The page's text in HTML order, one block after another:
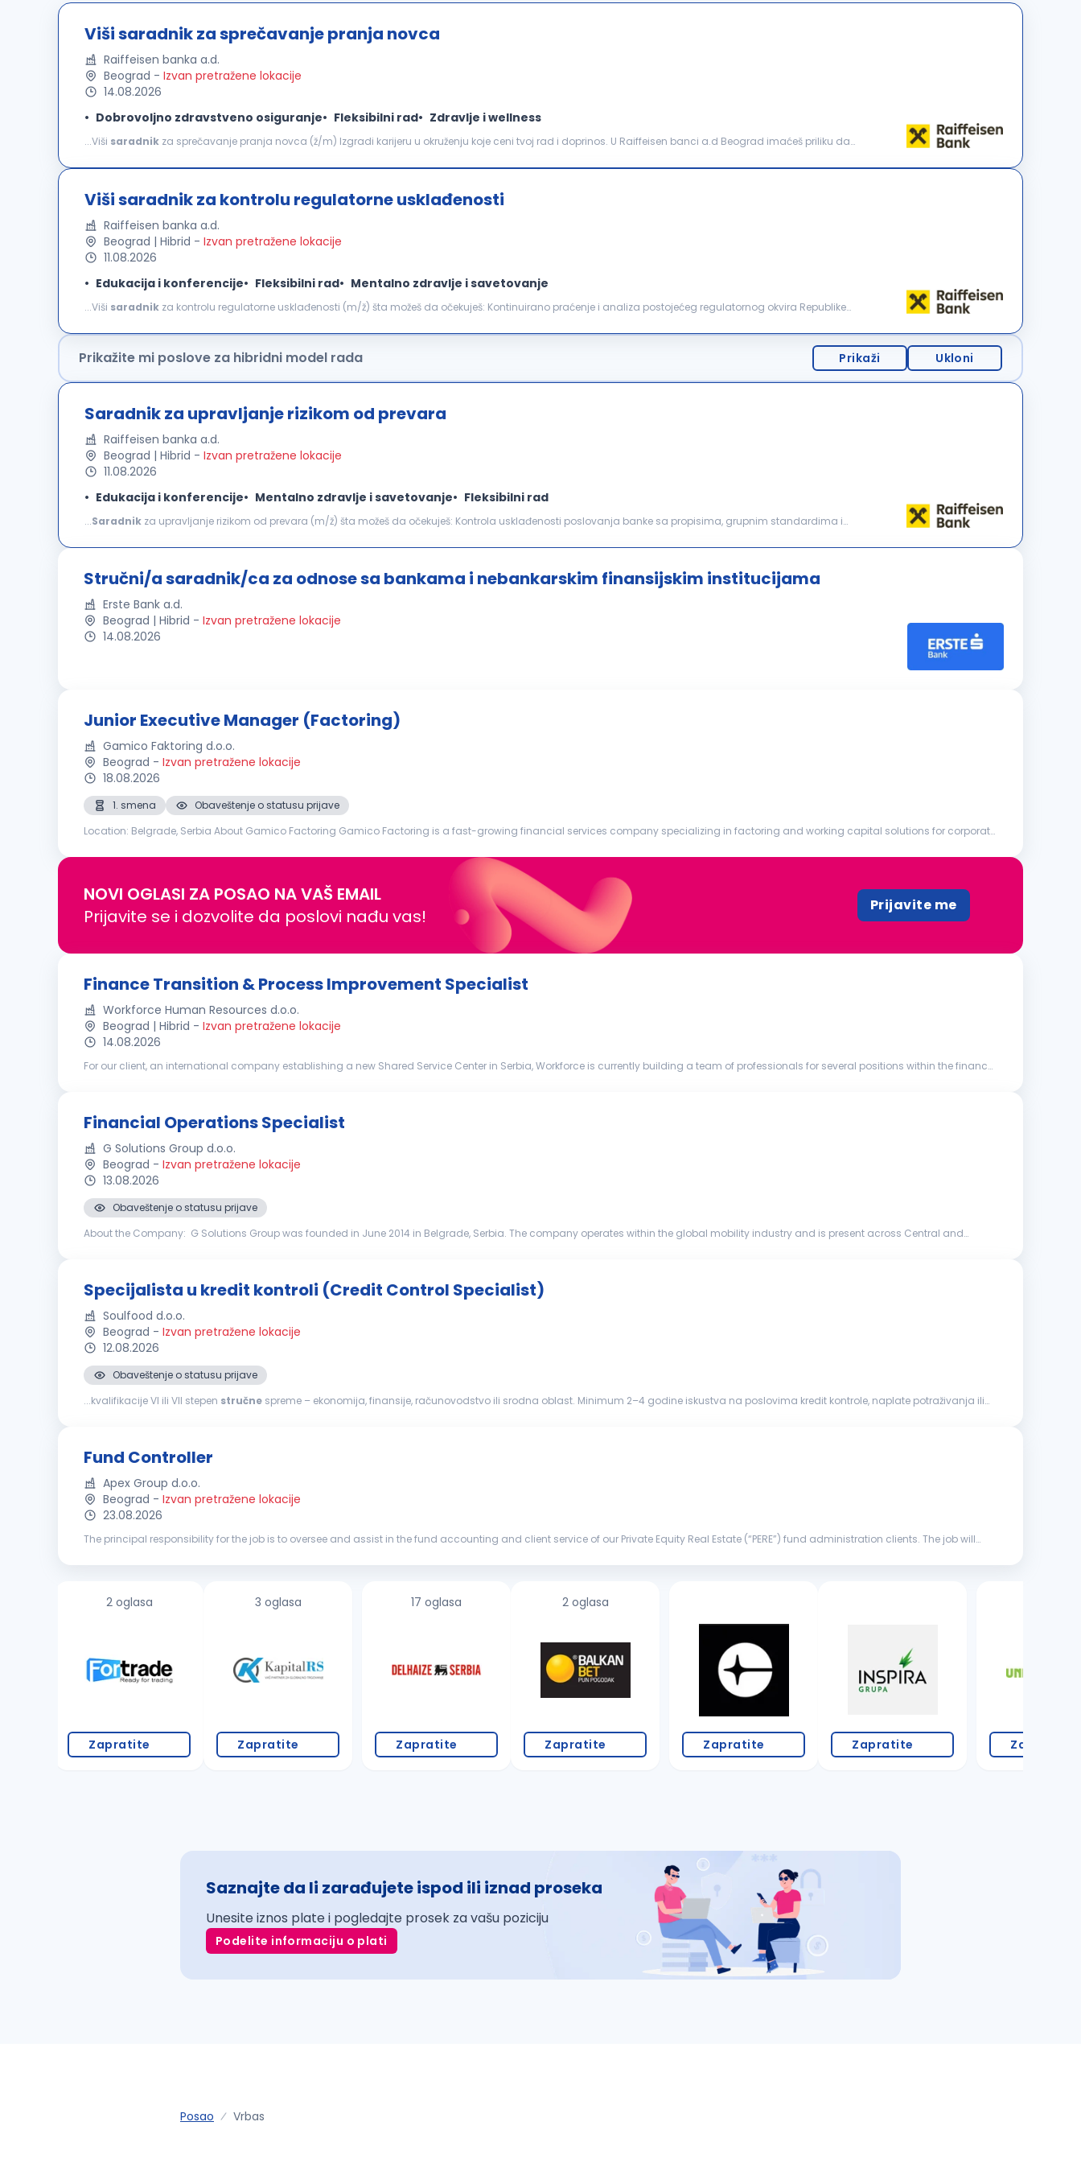
Viši saradnik za sprečavanje pranja novca
Raiffeisen banka a.d.
Beograd - Izvan pretražene lokacije
14.08.2026
Dobrovoljno zdravstveno osiguranje
Fleksibilni rad Zdravlje i wellness
...Viši saradnik za sprečavanje pranja novca (ž/m) Izgradi karijeru u okruženju koje ceni tvoj rad i doprinos. U Raiffeisen banci a.d Beograd imaćeš priliku da
Viši saradnik za kontrolu regulatorne usklađenosti
Raiffeisen banka a.d.
Beograd | Hibrid - Izvan pretražene lokacije
11.08.2026
Edukacija i konferencije
Fleksibilni rad Mentalno zdravlje i savetovanje
...Viši saradnik za kontrolu regulatorne usklađenosti (m/ž) šta možeš da očekuješ: Kontinuirano praćenje i analiza postojećeg regulatornog okvira Republike
Prikažite mi poslove za hibridni model rada Prikaži Ukloni
Saradnik za upravljanje rizikom od prevara
Raiffeisen banka a.d.
Beograd | Hibrid - Izvan pretražene lokacije
11.08.2026
Edukacija i konferencije
Mentalno zdravlje i savetovanje Fleksibilni rad
...Saradnik za upravljanje rizikom od prevara (m/ž) šta možeš da očekuješ: Kontrola usklađenosti poslovanja banke sa propisima, grupnim standardima i
Stručni/a saradnik/ca za odnose sa bankama i nebankarskim finansijskim institucijama
Erste Bank a.d.
Beograd | Hibrid - Izvan pretražene lokacije
14.08.2026
Junior Executive Manager (Factoring)
Gamico Faktoring d.o.o.
Beograd - Izvan pretražene lokacije
18.08.2026
1. smena
Obaveštenje o statusu prijave
Location: Belgrade, Serbia About Gamico Factoring Gamico Factoring is a fast-growing financial services company specializing in factoring and working capital solutions for corporate
NOVI OGLASI ZA POSAO NA VAŠ EMAIL
Prijavite se i dozvolite da poslovi nađu vas!
Prijavite me
Finance Transition & Process Improvement Specialist
Workforce Human Resources d.o.o.
Beograd | Hibrid - Izvan pretražene lokacije
14.08.2026
For our client, an international company establishing a new Shared Service Center in Serbia, Workforce is currently building a team of professionals for several positions within the finance
Financial Operations Specialist
G Solutions Group d.o.o.
Beograd - Izvan pretražene lokacije
13.08.2026
Obaveštenje o statusu prijave
About the Company: G Solutions Group was founded in June 2014 in Belgrade, Serbia. The company operates within the global mobility industry and is present across Central and
Specijalista u kredit kontroli (Credit Control Specialist)
Soulfood d.o.o.
Beograd - Izvan pretražene lokacije
12.08.2026
Obaveštenje o statusu prijave
...kvalifikacije VI ili VII stepen stručne spreme – ekonomija, finansije, računovodstvo ili srodna oblast. Minimum 2–4 godine iskustva na poslovima kredit kontrole, naplate potraživanja ili
Fund Controller
Apex Group d.o.o.
Beograd - Izvan pretražene lokacije
23.08.2026
The principal responsibility for the job is to oversee and assist in the fund accounting and client service of our Private Equity Real Estate (“PERE”) fund administration clients. The job will
2 oglasa
Zapratite
3 oglasa
Zapratite
17 oglasa
Zapratite
2 oglasa
Zapratite Zapratite Zapratite Zapratite
Saznajte da li zarađujete ispod ili iznad proseka
Unesite iznos plate i pogledajte prosek za vašu poziciju
Podelite informaciju o plati
Posao Vrbas